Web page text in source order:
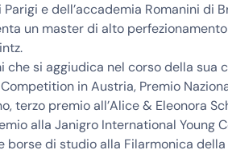
e dell’accademia Romanini di
un master di alto
che si aggiudica nel corso della sua
in Austria, Premio
terzo premio all’Alice & Eleonora
alla Janigro International Young
borse di studio alla Filarmonica della